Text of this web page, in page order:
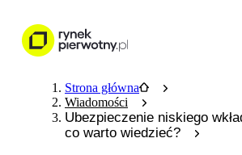
Strona główna
Wiadomości
Ubezpieczenie niskiego
co warto wiedzieć?